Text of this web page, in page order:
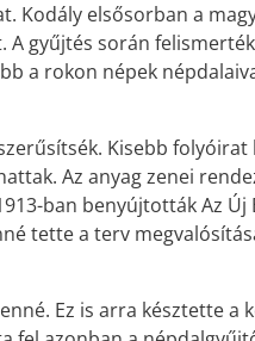
Kodály elsősorban a
gyűjtés során
a rokon népek
Kisebb
Az anyag zenei
ban benyújtották Az
tette a terv
Ez is arra késztette a